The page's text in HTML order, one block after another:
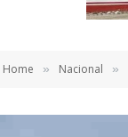
Home » Nacional »